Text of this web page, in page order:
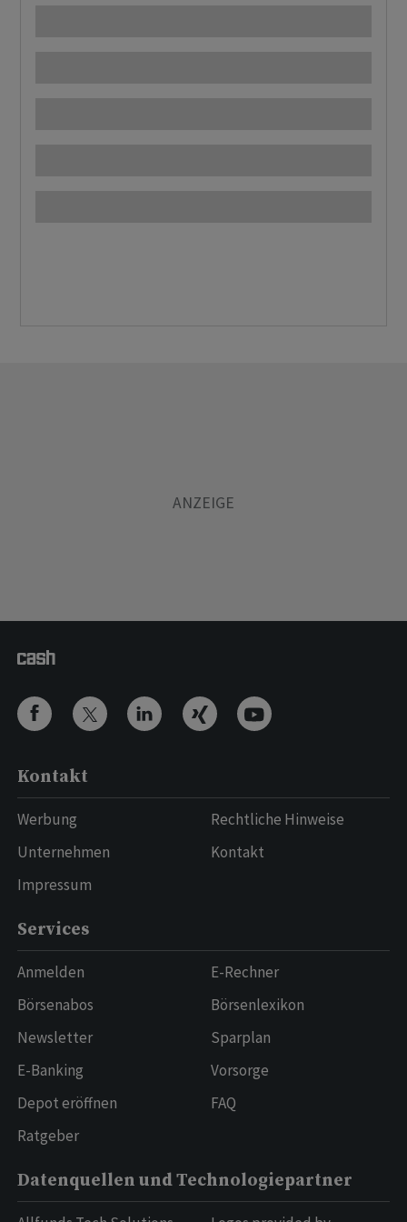
Kontakt
Werbung
Unternehmen
Impressum
Rechtliche Hinweise
Kontakt
Services
Anmelden
Börsenabos
Newsletter
E-Banking
Depot eröffnen
Ratgeber
E-Rechner
Börsenlexikon
Sparplan
Vorsorge
FAQ
Datenquellen und Technologiepartner